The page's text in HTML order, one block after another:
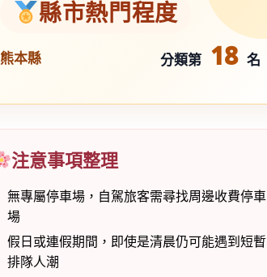
縣市熱門程度
熊本縣 分類第 18 名
注意事項整理
無專屬停車場，自駕旅客需尋找周邊收費停車
場
假日或連假期間，即使是清晨仍可能遇到短暫
排隊人潮